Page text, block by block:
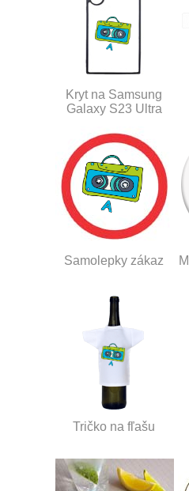
Kryt na Samsung
Galaxy S23 Ultra
Samolepky zákaz
Tričko na fľašu